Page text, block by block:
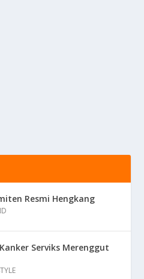
Resmi Hengkang
Serviks Merenggut